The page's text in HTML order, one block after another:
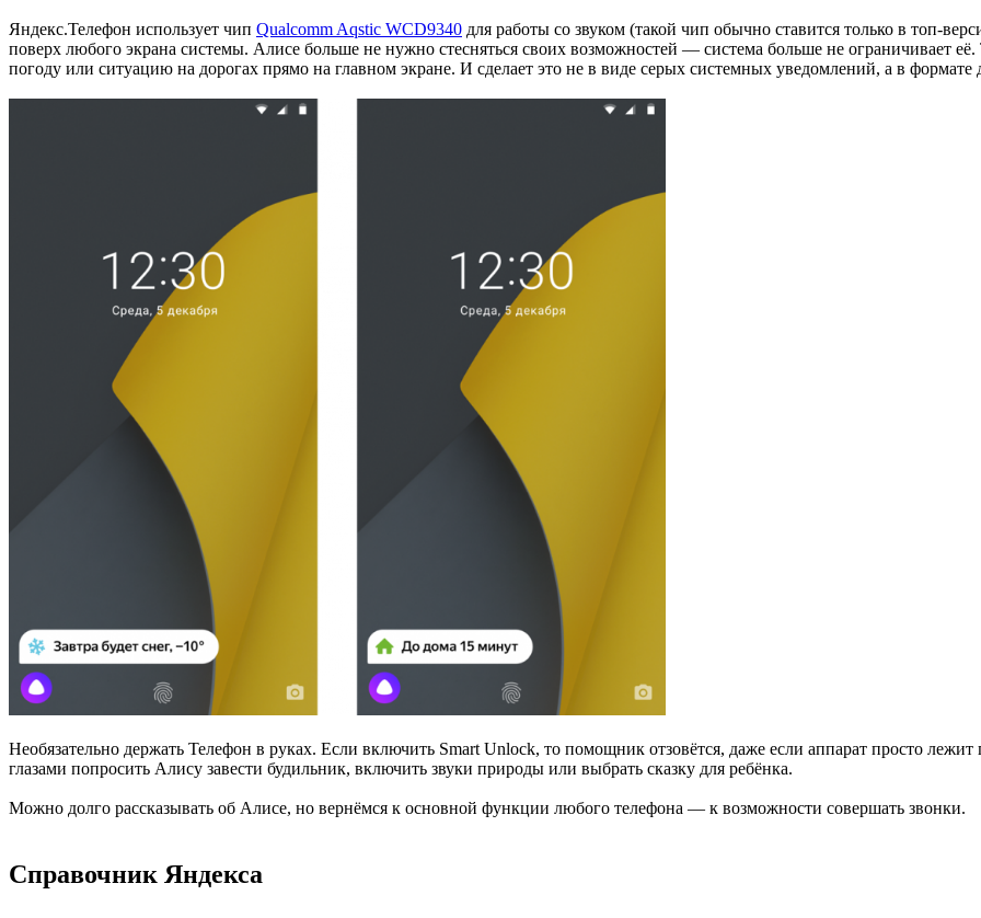
Яндекс.Телефон использует чип Qualcomm Aqstic WCD9340 для работы со звуком (такой чип обычно ставится только в топ-
поверх любого экрана системы. Алисе больше не нужно стесняться своих возможностей — система больше не ограничивает
погоду или ситуацию на дорогах прямо на главном экране. И сделает это не в виде серых системных уведомлений, а в формате
Необязательно держать Телефон в руках. Если включить Smart Unlock, то помощник отзовётся, даже если аппарат просто
глазами попросить Алису завести будильник, включить звуки природы или выбрать сказку для ребёнка.
Можно долго рассказывать об Алисе, но вернёмся к основной функции любого телефона — к возможности совершать звонки.
Справочник Яндекса